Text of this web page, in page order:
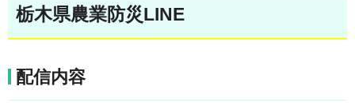
栃木県農業防災LINE
配信内容